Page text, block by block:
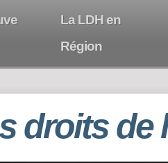
La LDH en
Région
droits de